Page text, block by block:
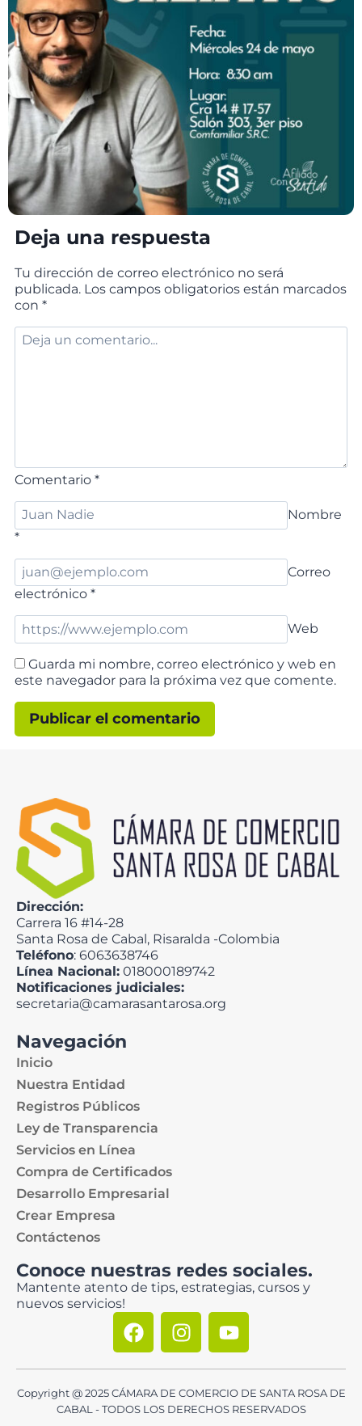
Deja una respuesta
Tu dirección de correo electrónico no será
publicada. Los campos obligatorios están marcados
con *
Comentario *
Nombre
*
Correo
electrónico *
Web
Guarda mi nombre, correo electrónico y web en
este navegador para la próxima vez que comente.
Dirección:
Carrera 16 #14-28
Santa Rosa de Cabal, Risaralda -Colombia
Teléfono: 6063638746
Línea Nacional: 018000189742
Notificaciones judiciales:
secretaria@camarasantarosa.org
Navegación
Inicio
Nuestra Entidad
Registros Públicos
Ley de Transparencia
Servicios en Línea
Compra de Certificados
Desarrollo Empresarial
Crear Empresa
Contáctenos
Conoce nuestras redes sociales.
Mantente atento de tips, estrategias, cursos y
nuevos servicios!
Copyright @ 2025 CÁMARA DE COMERCIO DE SANTA ROSA DE
CABAL - TODOS LOS DERECHOS RESERVADOS